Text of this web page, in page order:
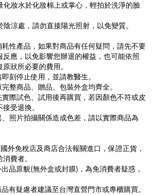
妝水於化妝棉上或掌心，輕拍於洗淨的臉
涼處，請勿直接陽光照射，以免變質。
性產品，如果對商品有任何疑問，請先不要
應，以免影響您辦退的權益，也可能依照
狀所必要的費用。
刻停止使用，並請教醫生。
整商品、贈品、包裝外盒均齊全。
際試色、試用後再購買，若因顏色不符或皮
受退換。
照片拍攝關係造成色差，請以實際商品為
外免稅店及商店合法報關進口，保證正貨，
費者。
品原貌(無外盒或封膜)，為免消費者疑惑，
有疑慮者建議至台灣直營門市或專櫃購買。